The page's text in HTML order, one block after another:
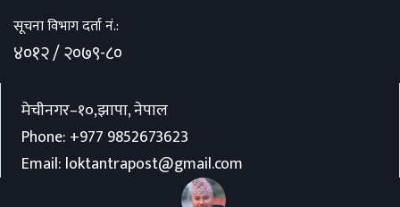
सूचना विभाग दर्ता नं.:
४०१२ / २०७९-८०
मेचीनगर–१०,झापा, नेपाल
Phone: +977 9852673623
Email: loktantrapost@gmail.com